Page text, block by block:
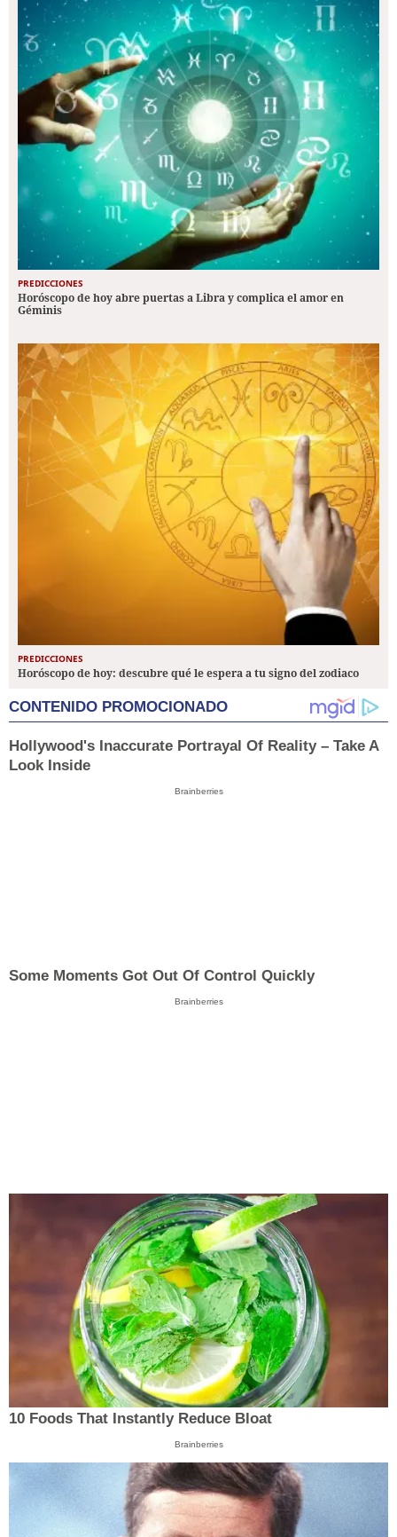
PREDICCIONES
Horóscopo de hoy abre puertas a Libra y complica el amor en
Géminis
PREDICCIONES
Horóscopo de hoy: descubre qué le espera a tu signo del zodiaco
CONTENIDO PROMOCIONADO
Hollywood's Inaccurate Portrayal Of Reality – Take A
Look Inside
Brainberries
Some Moments Got Out Of Control Quickly
Brainberries
10 Foods That Instantly Reduce Bloat
Brainberries